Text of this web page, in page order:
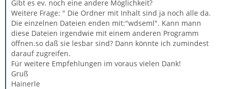
Gibt es ev. noch eine andere Möglichkeit?
Weitere Frage: " Die Ordner mit Inhalt sind ja noch alle da.
Die einzelnen Dateien enden mit:"wdseml". Kann mann
diese Dateien irgendwie mit einem anderen Programm
öffnen.so daß sie lesbar sind? Dann könnte ich zumindest
darauf zugreifen.
Für weitere Empfehlungen im voraus vielen Dank!
Gruß
Hainerle